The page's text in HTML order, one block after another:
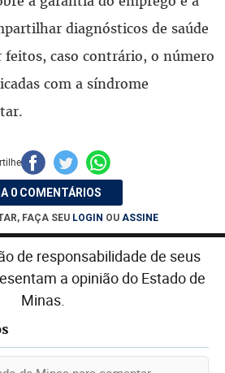
diagnósticos de saúde
feitos, caso contrário, o número
com a síndrome
0 COMENTÁRIOS
FAÇA SEU LOGIN OU ASSINE
de responsabilidade de seus
a opinião do Estado de
Minas.